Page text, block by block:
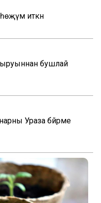
һөҗүм иткән
авыруыннан бушлай
Ураза бәйрәме